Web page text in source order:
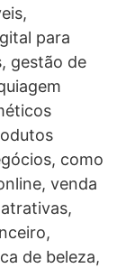
para
gestão de
como
venda
de beleza,